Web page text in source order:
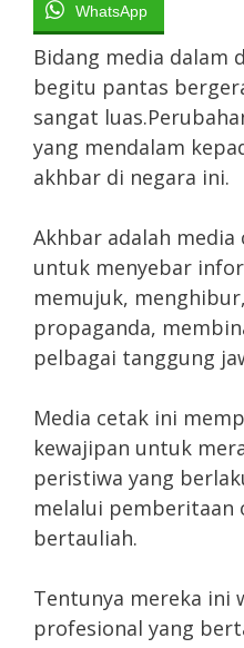
WhatsApp
Bidang media dalam
begitu pantas
sangat
yang mendalam
akhbar di negara ini.
Akhbar adalah
untuk menyebar
memujuk,
propaganda,
pelbagai tanggung
Media cetak ini
kewajipan untuk
peristiwa yang
melalui pemberitaan
bertauliah.
Tentunya mereka ini
profesional yang